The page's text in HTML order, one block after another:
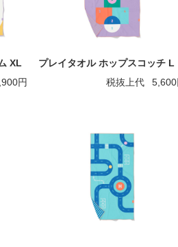
XL
円
プレイタオル ホップスコッチ L
税抜上代
5,600